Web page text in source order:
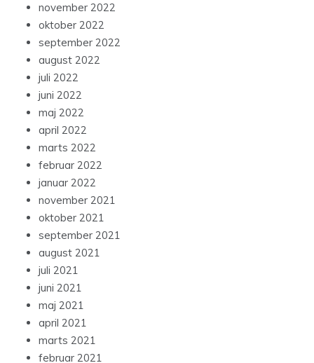
november 2022
oktober 2022
september 2022
august 2022
juli 2022
juni 2022
maj 2022
april 2022
marts 2022
februar 2022
januar 2022
november 2021
oktober 2021
september 2021
august 2021
juli 2021
juni 2021
maj 2021
april 2021
marts 2021
februar 2021